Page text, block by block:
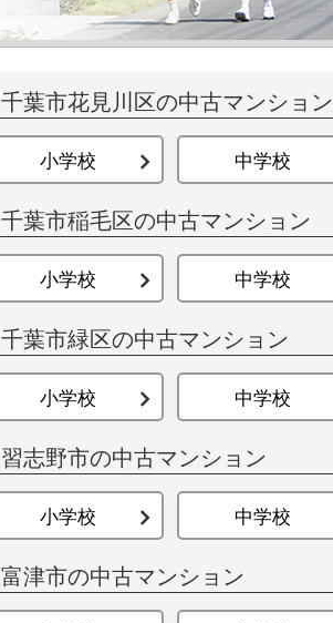
千葉市花見川区の中古マンション
小学校 中学校
千葉市稲毛区の中古マンション
小学校 中学校
千葉市緑区の中古マンション
小学校 中学校
習志野市の中古マンション
小学校 中学校
富津市の中古マンション